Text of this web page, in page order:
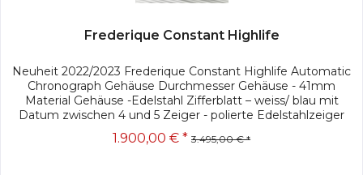
Frederique Constant Highlife
Neuheit 2022/2023 Frederique Constant Highlife Automatic
Chronograph Gehäuse Durchmesser Gehäuse - 41mm
Material Gehäuse -Edelstahl Zifferblatt – weiss/ blau mit
Datum zwischen 4 und 5 Zeiger - polierte Edelstahlzeiger
mit Leuchtmasse...
1.900,00 € * 3.495,00 € *